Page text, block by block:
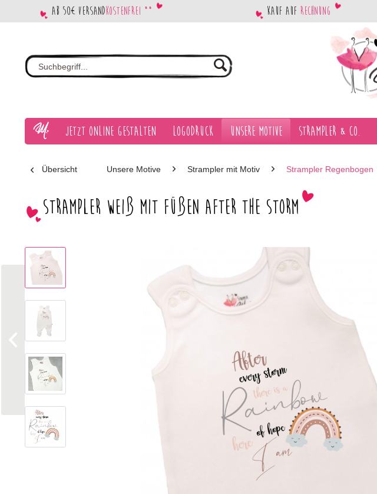
Ab 50€ Versandkostenfrei ** Kauf auf Rechnung
Jetzt Online gestalten Logodruck Unsere Motive Strampler & Co.
Übersicht Unsere Motive Strampler mit Motiv Strampler Regenbogen
Strampler weiß mit Füßen After the Storm